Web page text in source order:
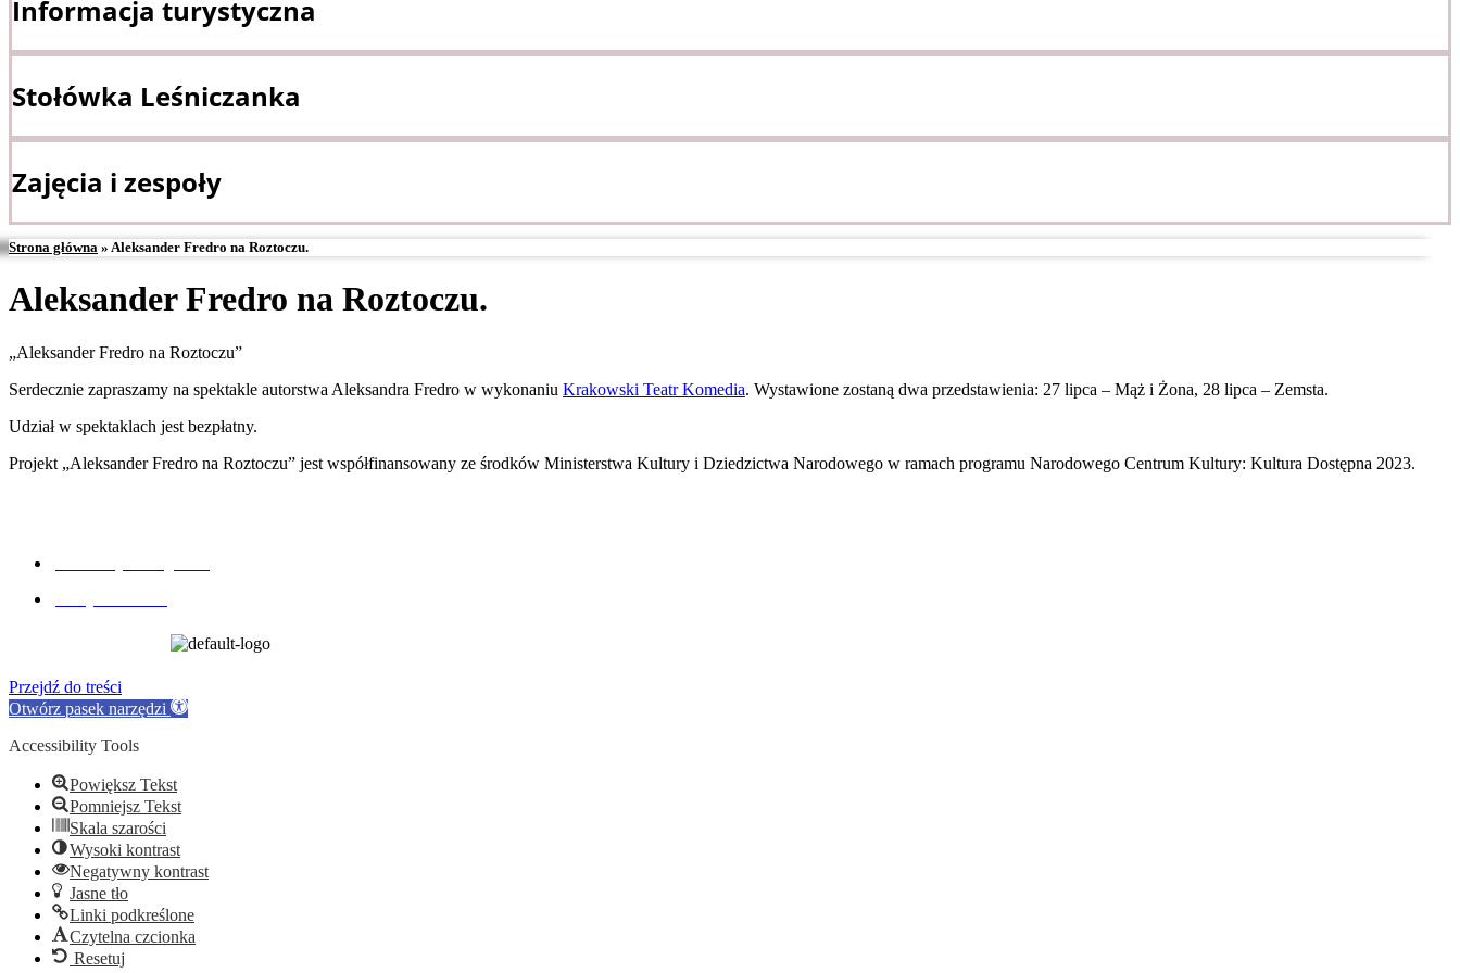
Informacja turystyczna
Stołówka Leśniczanka
Zajęcia i zespoły
Strona główna » Aleksander Fredro na Roztoczu.
Aleksander Fredro na Roztoczu.
„Aleksander Fredro na Roztoczu”
Serdecznie zapraszamy na spektakle autorstwa Aleksandra Fredro w wykonaniu Krakowski Teatr Komedia. Wystawione zostaną dwa przedstawienia: 27 lipca – Mąż i Żona, 28 lipca – Zemsta.
Udział w spektaklach jest bezpłatny.
Projekt „Aleksander Fredro na Roztoczu” jest współfinansowany ze środków Ministerstwa Kultury i Dziedzictwa Narodowego w ramach programu Narodowego Centrum Kultury: Kultura Dostępna 2023.
Przejdź do treści
Otwórz pasek narzędzi
Accessibility Tools
Powiększ Tekst
Pomniejsz Tekst
Skala szarości
Wysoki kontrast
Negatywny kontrast
Jasne tło
Linki podkreślone
Czytelna czcionka
Resetuj